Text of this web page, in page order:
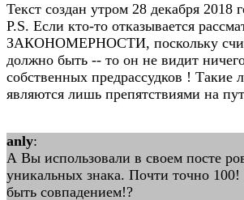
Текст создан утром 28 декабря 2018
P.S. Если кто-то отказывается
ЗАКОНОМЕРНОСТИ, поскольку
должно быть -- то он не видит
собственных предрассудков ! Такие
являются лишь препятствиями на
anly:
А Вы использовали в своем посте
уникальных знака. Почти точно 100!
быть совпадением!?